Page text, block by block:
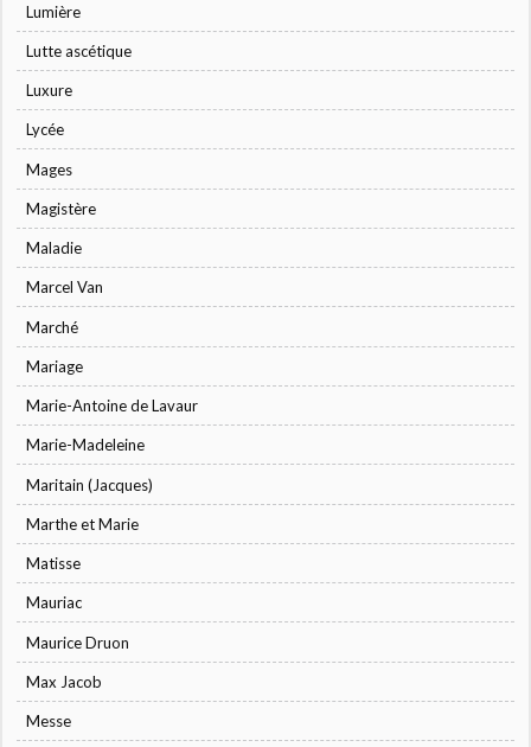
Lumière
Lutte ascétique
Luxure
Lycée
Mages
Magistère
Maladie
Marcel Van
Marché
Mariage
Marie-Antoine de Lavaur
Marie-Madeleine
Maritain (Jacques)
Marthe et Marie
Matisse
Mauriac
Maurice Druon
Max Jacob
Messe